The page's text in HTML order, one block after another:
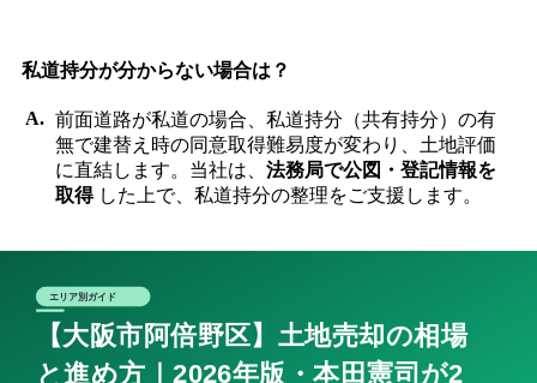
私道持分が分からない場合は？
前面道路が私道の場合、私道持分（共有持分）の有
無で建替え時の同意取得難易度が変わり、土地評価
に直結します。当社は、法務局で公図・登記情報を
取得した上で、私道持分の整理をご支援します。
近隣区の土地売却ガイドもご用意しています。大阪市天王
寺区 土地売却/ 大阪市東住吉区 土地売却/大阪市住吉区 土
地売却